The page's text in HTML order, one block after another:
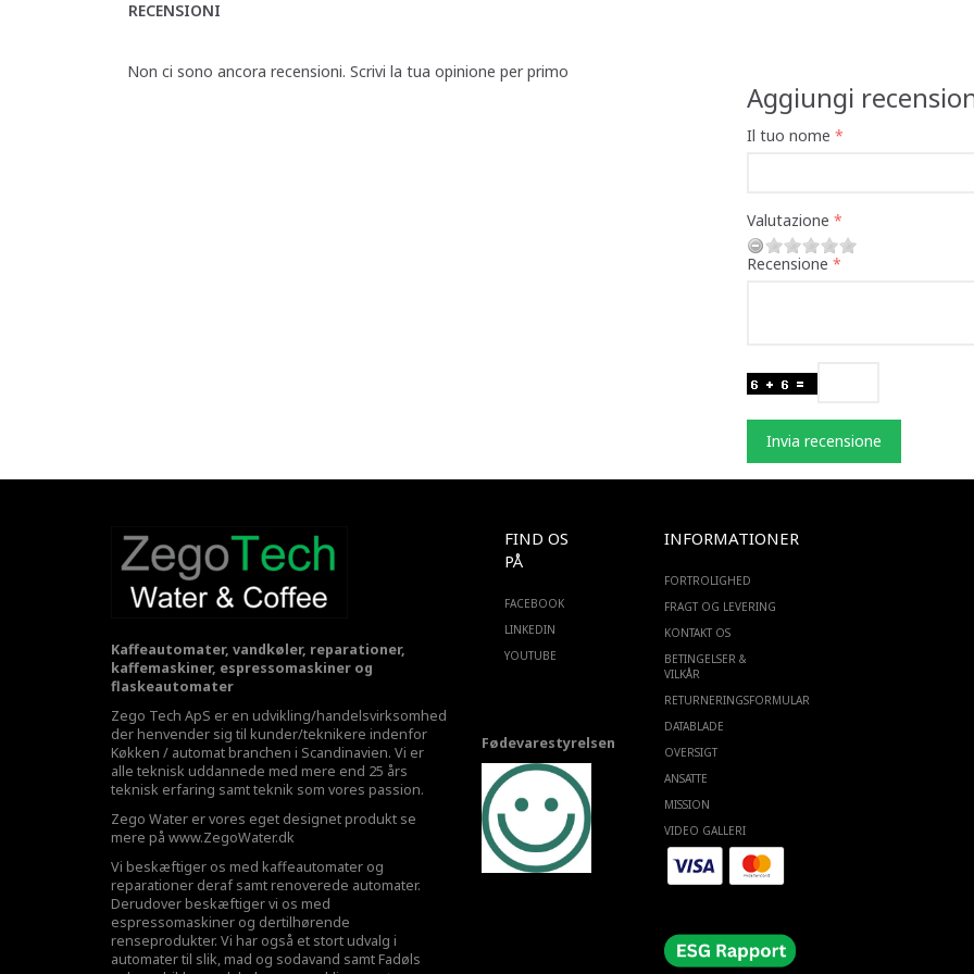
RECENSIONI
Non ci sono ancora recensioni. Scrivi la tua opinione per primo
Aggiungi
Il tuo nome
Valutazione
Recensione
Invia recensione
Kaffeautomater, vandkøler, reparationer,
kaffemaskiner, espressomaskiner og
flaskeautomater
Zego Tech ApS er en udvikling/handelsvirksomhed
der henvender sig til kunder/teknikere indenfor
Køkken / automat branchen i Scandinavien. Vi er
alle teknisk uddannede med mere end 25 års
teknisk erfaring samt teknik som vores passion.
Zego Water er vores eget designet produkt se
mere på www.ZegoWater.dk
Vi beskæftiger os med kaffeautomater og
reparationer deraf samt renoverede automater.
Derudover beskæftiger vi os med
espressomaskiner og dertilhørende
renseprodukter. Vi har også et stort udvalg i
automater til slik, mad og sodavand samt Fadøls
FIND OS
PÅ
FACEBOOK
LINKEDIN
YOUTUBE
Fødevarestyrelsen
INFORMATIONER
FORTROLIGHED
FRAGT OG LEVERING
KONTAKT OS
BETINGELSER &
VILKÅR
RETURNERINGSFORMULAR
DATABLADE
OVERSIGT
ANSATTE
MISSION
VIDEO GALLERI